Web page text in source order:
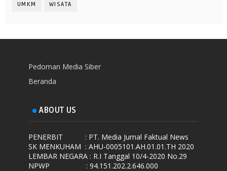
UMKM WISATA
Pedoman Media Siber
Beranda
ABOUT US
PENERBIT
: PT. Media Jurnal Faktual News
SK MENKUHAM : AHU-0005101.AH.01.01.TH 2020
LEMBAR NEGARA : R.I Tanggal 10/4-2020 No.29
NPWP
: 94.151.202.2.646.000